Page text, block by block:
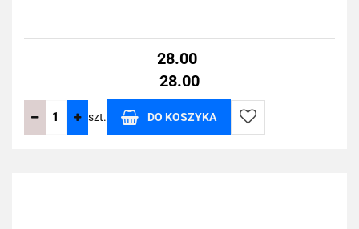
28.00
28.00
szt. DO KOSZYKA
Do